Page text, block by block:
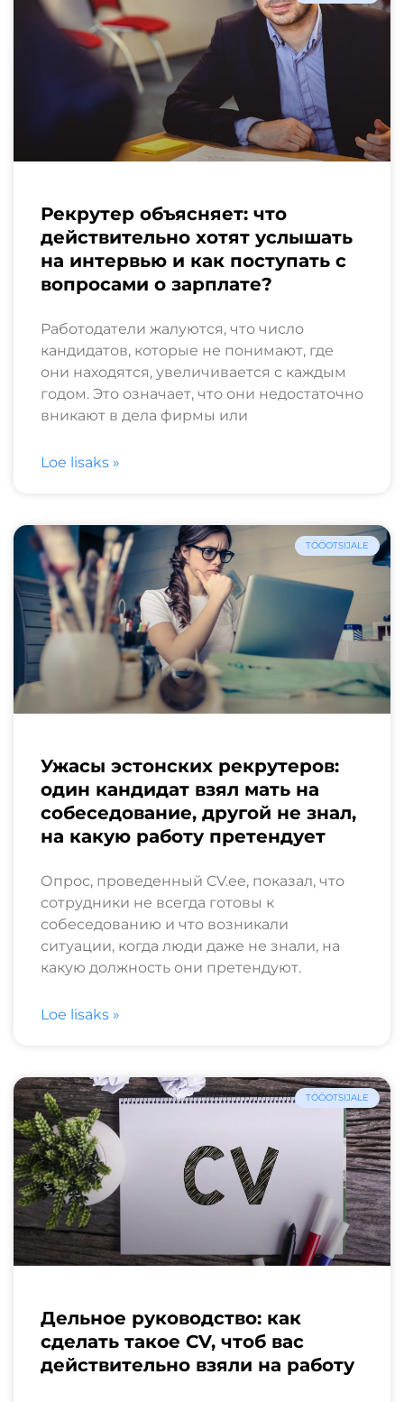
Рекрутер объясняет: что
действительно хотят услышать
на интервью и как поступать с
вопросами о зарплате?
Работодатели жалуются, что число
кандидатов, которые не понимают, где
они находятся, увеличивается с каждым
годом. Это означает, что они недостаточно
вникают в дела фирмы или
Loe lisaks »
TÖÖOTSIJALE
Ужасы эстонских рекрутеров:
один кандидат взял мать на
собеседование, другой не знал,
на какую работу претендует
Опрос, проведенный CV.ee, показал, что
сотрудники не всегда готовы к
собеседованию и что возникали
ситуации, когда люди даже не знали, на
какую должность они претендуют.
Loe lisaks »
TÖÖOTSIJALE
Дельное руководство: как
сделать такое CV, чтоб вас
действительно взяли на работу